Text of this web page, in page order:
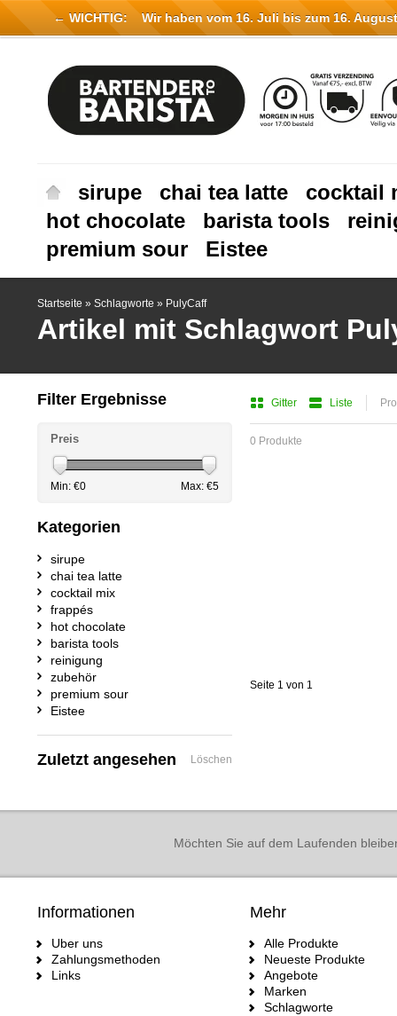
sirupe chai tea latte
cocktail
hot chocolate
barista tools
premium sour
Eistee
Startseite » Schlagworte » PulyCaff
Artikel mit Schlagwort
Gitter Liste
0 Produkte
Seite 1 von 1
Filter Ergebnisse
Preis
Min: €0 Max: €5
Kategorien
sirupe
chai tea latte
cocktail mix
frappés
hot chocolate
barista tools
reinigung
zubehör
premium sour
Eistee
Zuletzt angesehen Löschen
Möchten Sie auf dem Laufenden
Informationen
Uber uns
Zahlungsmethoden
Links
Mehr
Alle Produkte
Neueste Produkte
Angebote
Marken
Schlagworte
← WICHTIG: Wir haben vom 16. Juli bis zum 16.